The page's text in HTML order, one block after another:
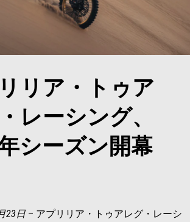
リア・トゥア
レーシング、
シーズン開幕
23日 – アプリリア・トゥアレグ・レーシ